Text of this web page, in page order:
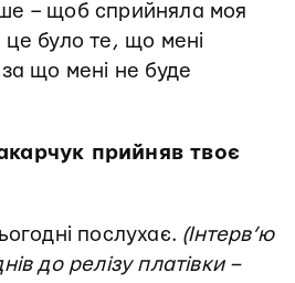
– щоб сприйняла моя
було те, що мені
що мені не буде
прийняв твоє
послухає. (Інтерв’ю
до релізу платівки –